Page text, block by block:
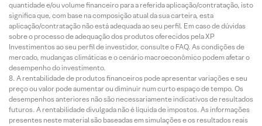
quantidade e/ou volume financeiro para a referida aplicação/contratação, isto
significa que, com base na composição atual da sua carteira, esta
aplicação/contratação não está adequada ao seu perfil. Em caso de dúvidas
sobre o processo de adequação dos produtos oferecidos pela XP
Investimentos ao seu perfil de investidor, consulte o FAQ. As condições de
mercado, mudanças climáticas e o cenário macroeconômico podem afetar o
desempenho do investimento.
A rentabilidade de produtos financeiros pode apresentar variações e seu
preço ou valor pode aumentar ou diminuir num curto espaço de tempo. Os
desempenhos anteriores não são necessariamente indicativos de resultados
futuros. A rentabilidade divulgada não é líquida de impostos. As informações
presentes neste material são baseadas em simulações e os resultados reais